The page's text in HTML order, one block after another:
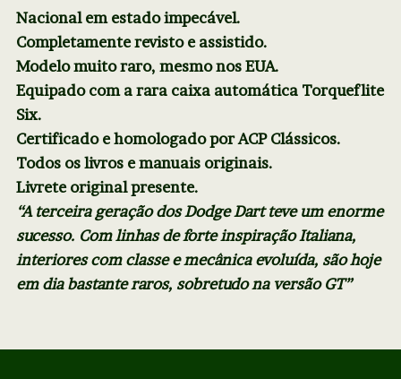
Nacional em estado impecável.
Completamente revisto e assistido.
Modelo muito raro, mesmo nos EUA.
Equipado com a rara caixa automática Torqueflite
Six.
Certificado e homologado por ACP Clássicos.
Todos os livros e manuais originais.
Livrete original presente.
“A terceira geração dos Dodge Dart teve um enorme
sucesso. Com linhas de forte inspiração Italiana,
interiores com classe e mecânica evoluída, são hoje
em dia bastante raros, sobretudo na versão GT”